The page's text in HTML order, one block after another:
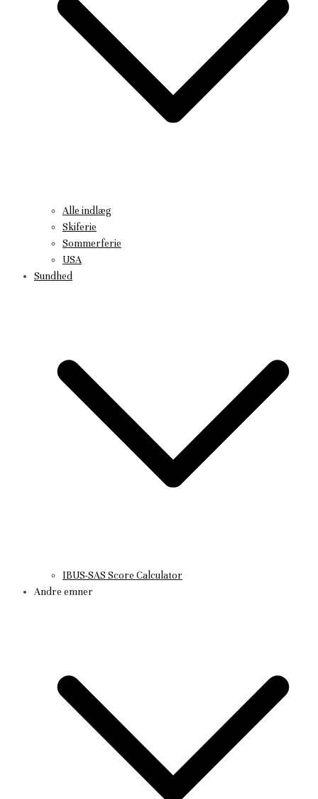
Alle indlæg
Skiferie
Sommerferie
USA
Sundhed
IBUS-SAS Score Calculator
Andre emner